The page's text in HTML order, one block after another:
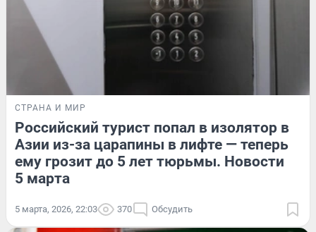
СТРАНА И МИР
Российский турист попал в изолятор в
Азии из-за царапины в лифте — теперь
ему грозит до 5 лет тюрьмы. Новости
5 марта
5 марта, 2026, 22:03 370 Обсудить